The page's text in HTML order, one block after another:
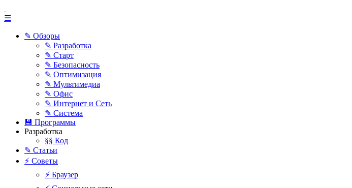
☰
✎ Обзоры
✎ Разработка
✎ Старт
✎ Безопасность
✎ Оптимизация
✎ Мультимедиа
✎ Офис
✎ Интернет и Сеть
✎ Система
💾 Программы
Разработка
§§ Код
✎ Статьи
⚡ Советы
⚡ Браузер